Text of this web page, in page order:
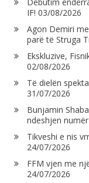
Debutim
IF! 03/08/2026
Agon Demiri
parë të Struga
Ekskluzive,
02/08/2026
Të dielën
31/07/2026
Bunjamin
ndeshjen
Tikveshi e nis
24/07/2026
FFM vjen me
24/07/2026